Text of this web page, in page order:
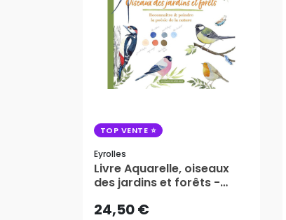
TOP VENTE
Eyrolles
Livre Aquarelle, oiseaux
des jardins et forêts -
24,50 €
24,50 €
AJOUTER AU PANIER